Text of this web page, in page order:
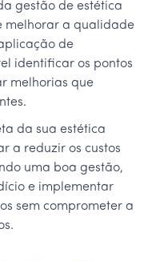
gestão de estética
melhorar a qualidade
de
identificar os pontos
melhorias que
da sua estética
a reduzir os custos
uma boa gestão,
e implementar
sem comprometer a